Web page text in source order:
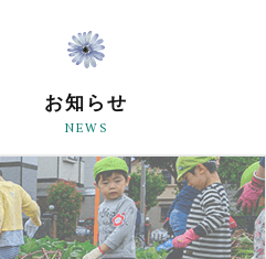
お知らせ
NEWS